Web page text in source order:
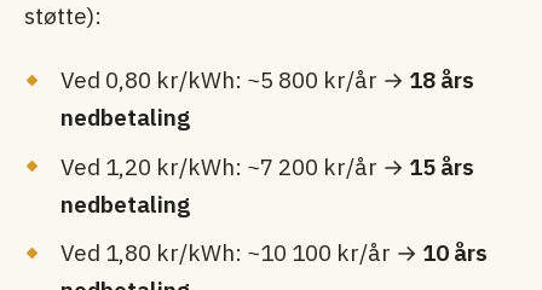
støtte):
Ved 0,80 kr/kWh: ~5 800 kr/år → 18 års
nedbetaling
Ved 1,20 kr/kWh: ~7 200 kr/år → 15 års
nedbetaling
Ved 1,80 kr/kWh: ~10 100 kr/år → 10 års